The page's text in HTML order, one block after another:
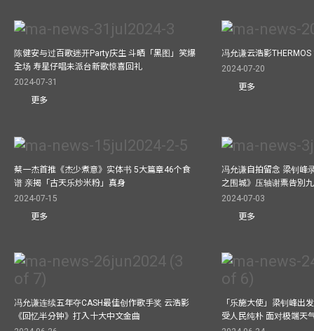
陈健安与过百歌迷开Party庆生 斗晒「黑图」笑爆
全场 寿星仔唱未派台新歌惊喜回礼
2024-07-31
更多
冯允谦云浩影
2024-07-20
更多
蔡一杰首推《杰少煮意》实体书 5大篇章46个食
谱 亲揭「古天乐炒米粉」真身
2024-07-15
更多
冯允谦自拍留念 梁钊峰
之围城》压轴谢票告別
2024-07-03
更多
冯允谦连续五年夺CASH最佳创作歌手奖 云浩影
《回忆半分钟》打入十大中文金曲
「乐施大使」梁钊峰出
受人民纯朴 面对极端天